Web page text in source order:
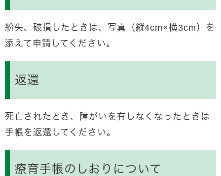
紛失、破損したときは、写真（縦4cm×横3cm）を
添えて申請してください。
返還
死亡されたとき、障がいを有しなくなったときは
手帳を返還してください。
療育手帳のしおりについて